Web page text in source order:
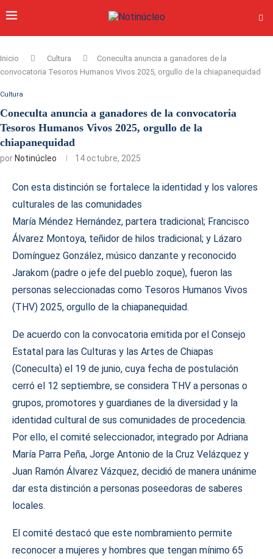
Inicio Cultura
Coneculta anuncia a ganadores de la
convocatoria Tesoros Humanos Vivos 2025, orgullo de la chiapanequidad
Cultura
Coneculta anuncia a ganadores de la convocatoria
Tesoros Humanos Vivos 2025, orgullo de la
chiapanequidad
por Notinúcleo 14 octubre, 2025
Con esta distinción se fortalece la identidad y los valores
culturales de las comunidades
María Méndez Hernández, partera tradicional; Francisco
Álvarez Montoya, teñidor de hilos tradicional; y Lázaro
Domínguez González, músico danzante y reconocido
Jarakom (padre o jefe del pueblo zoque), fueron las
personas seleccionadas como Tesoros Humanos Vivos
(THV) 2025, orgullo de la chiapanequidad.
De acuerdo con la convocatoria emitida por el Consejo
Estatal para las Culturas y las Artes de Chiapas
(Coneculta) el 19 de junio, cuya fecha de postulación
cerró el 12 septiembre, se considera THV a personas o
grupos, promotores y guardianes de la diversidad y la
identidad cultural de sus comunidades de procedencia.
Por ello, el comité seleccionador, integrado por Adriana
María Parra Peña, Jorge Antonio de la Cruz Velázquez y
Juan Ramón Álvarez Vázquez, decidió de manera unánime
dar esta distinción a personas poseedoras de saberes
locales.
El comité destacó que este nombramiento permite
reconocer a mujeres y hombres que tengan mínimo 65